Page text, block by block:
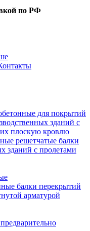
по РФ
для покрытий
зданий с
плоскую кровлю
решетчатые балки
зданий с пролетами
балки перекрытий
арматурой